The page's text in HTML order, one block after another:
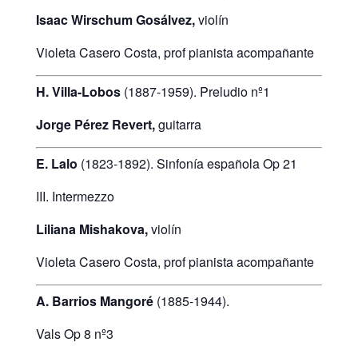
Isaac Wirschum Gosálvez,violín
Violeta Casero Costa, prof pianista acompañante
H. Villa-Lobos (1887-1959). Preludio nº1
Jorge Pérez Revert,guitarra
E. Lalo (1823-1892). Sinfonía española Op 21
III. Intermezzo
Liliana Mishakova,violín
Violeta Casero Costa, prof pianista acompañante
A. Barrios Mangoré (1885-1944).
Vals Op 8 nº3